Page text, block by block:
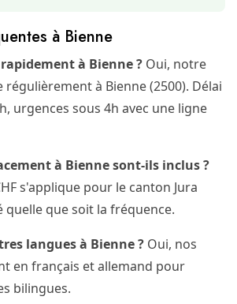
à Bienne
à Bienne ? Oui, notre
régulièrement à Bienne (2500). Délai
urgences sous 4h avec une ligne
à Bienne sont-ils inclus ?
s'applique pour le canton Jura
quelle que soit la fréquence.
langues à Bienne ? Oui, nos
en français et allemand pour
bilingues.